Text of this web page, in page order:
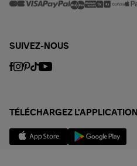
SUIVEZ-NOUS
TÉLÉCHARGEZ L'APPLICATION